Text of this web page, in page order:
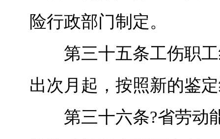
险行政部门制定。
第三十五条工伤职工
出次月起，按照新的鉴
第三十六条?省劳动能